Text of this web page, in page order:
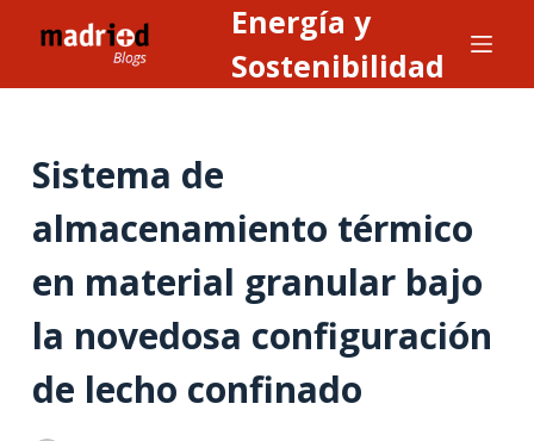
l
e
Energía y
Sostenibilidad
Sistema de
almacenamiento térmico
en material granular bajo
la novedosa configuración
de lecho confinado